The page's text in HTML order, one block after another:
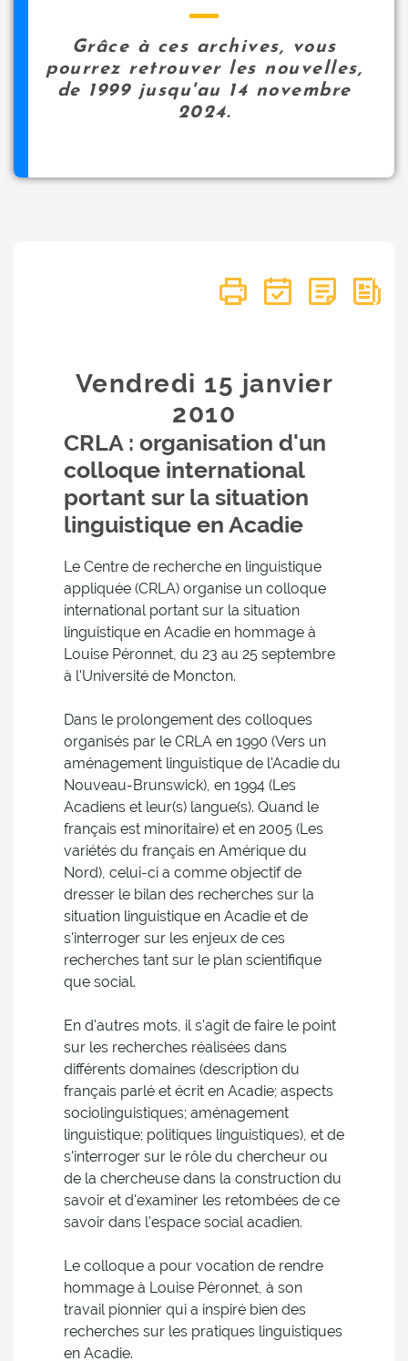
Grâce à ces archives, vous
pourrez retrouver les nouvelles,
de 1999 jusqu'au 14 novembre
2024.
Vendredi 15 janvier
2010
CRLA : organisation d'un
colloque international
portant sur la situation
linguistique en Acadie
Le Centre de recherche en linguistique
appliquée (CRLA) organise un colloque
international portant sur la situation
linguistique en Acadie en hommage à
Louise Péronnet, du 23 au 25 septembre
à l'Université de Moncton.
Dans le prolongement des colloques
organisés par le CRLA en 1990 (Vers un
aménagement linguistique de l'Acadie du
Nouveau-Brunswick), en 1994 (Les
Acadiens et leur(s) langue(s). Quand le
français est minoritaire) et en 2005 (Les
variétés du français en Amérique du
Nord), celui-ci a comme objectif de
dresser le bilan des recherches sur la
situation linguistique en Acadie et de
s'interroger sur les enjeux de ces
recherches tant sur le plan scientifique
que social.
En d'autres mots, il s'agit de faire le point
sur les recherches réalisées dans
différents domaines (description du
français parlé et écrit en Acadie; aspects
sociolinguistiques; aménagement
linguistique; politiques linguistiques), et de
s'interroger sur le rôle du chercheur ou
de la chercheuse dans la construction du
savoir et d'examiner les retombées de ce
savoir dans l'espace social acadien.
Le colloque a pour vocation de rendre
hommage à Louise Péronnet, à son
travail pionnier qui a inspiré bien des
recherches sur les pratiques linguistiques
en Acadie.